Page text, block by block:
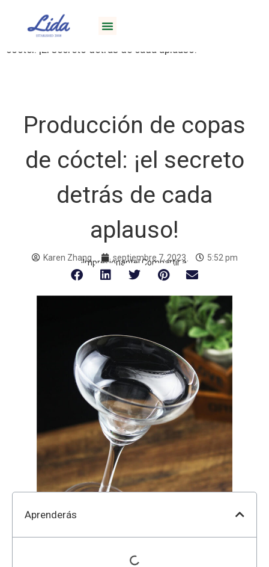
Inicio/Blog/Copas de cóctel
cóctel: ¡El secreto detrás de cada aplauso!
Producción de copas
de cóctel: ¡el secreto
detrás de cada
aplauso!
Karen Zhang septiembre 7, 2023 5:52 pm
¡Impresionante! Compartir a:
Aprenderás